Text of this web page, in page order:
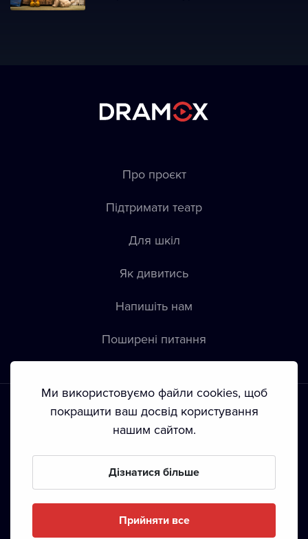
Про проєкт
Підтримати театр
Для шкіл
Як дивитись
Напишіть нам
Пoширені питання
Положення й умови • Конфіденційність • Автoрські права
Ми використовуємо файли cookies, щоб
покращити ваш досвід користування
нашим сайтом.
Дізнатися більше
Прийняти все